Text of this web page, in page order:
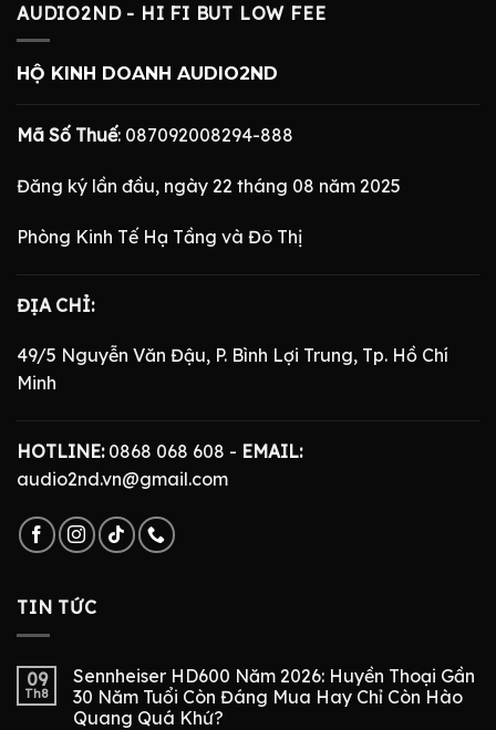
AUDIO2ND - HI FI BUT LOW FEE
HỘ KINH DOANH AUDIO2ND
Mã Số Thuế: 087092008294-888
Đăng ký lần đầu, ngày 22 tháng 08 năm 2025
Phòng Kinh Tế Hạ Tầng và Đô Thị
ĐỊA CHỈ:
49/5 Nguyễn Văn Đậu, P. Bình Lợi Trung, Tp. Hồ Chí
Minh
HOTLINE:0868 068 608 - EMAIL:
audio2nd.vn@gmail.com
TIN TỨC
09
Th8
Sennheiser HD600 Năm 2026: Huyền Thoại Gần
30 Năm Tuổi Còn Đáng Mua Hay Chỉ Còn Hào
Quang Quá Khứ?